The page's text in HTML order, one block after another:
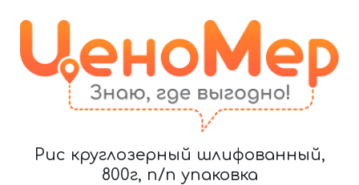
Рис круглозерный шлифованный,
800г, п/п упаковка